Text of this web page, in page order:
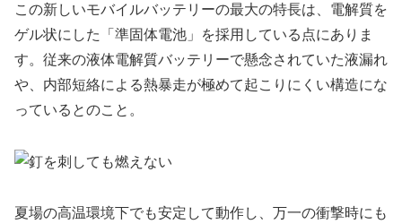
この新しいモバイルバッテリーの最大の特長は、電解質を
ゲル状にした「準固体電池」を採用している点にありま
す。従来の液体電解質バッテリーで懸念されていた液漏れ
や、内部短絡による熱暴走が極めて起こりにくい構造にな
っているとのこと。
夏場の高温環境下でも安定して動作し、万一の衝撃時にも